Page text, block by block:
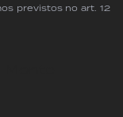
previstos no art. 12